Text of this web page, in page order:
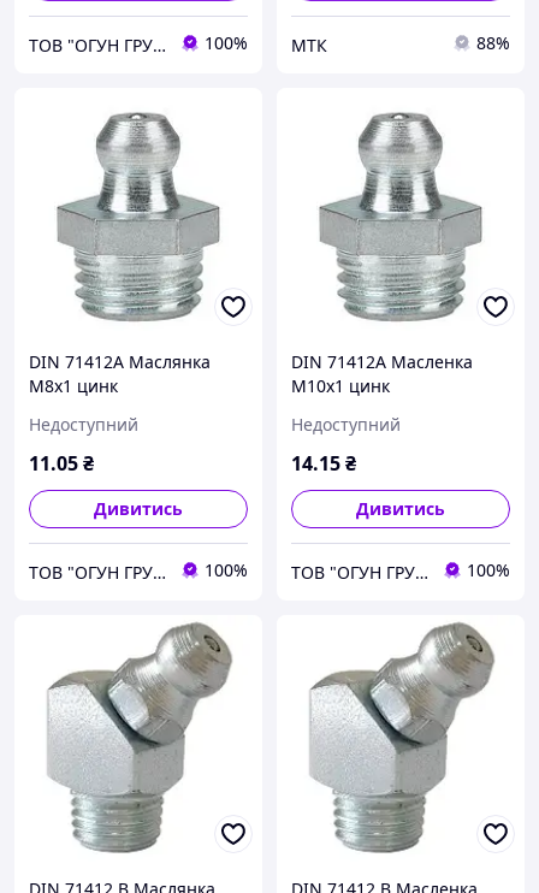
ТОВ "ОГУН ГРУП" 100% МТК 88%
DIN 71412A Маслянка
М8х1 цинк
Недоступний
11.05₴
Дивитись
ТОВ "ОГУН ГРУП" 100%
DIN 71412A Масленка
М10х1 цинк
Недоступний
14.15₴
Дивитись
ТОВ "ОГУН ГРУП" 100%